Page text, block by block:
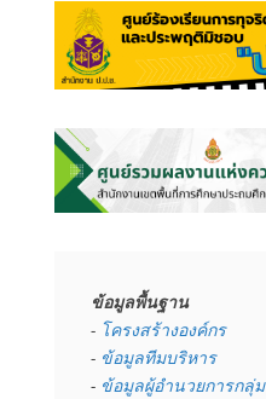
ข้อมูลพื้นฐาน
- โครงสร้างองค์กร
- ข้อมูลทีมบริหาร
- ข้อมูลผู้อำนวยการกลุ่ม